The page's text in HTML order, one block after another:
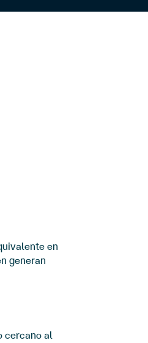
en
generan
cercano al